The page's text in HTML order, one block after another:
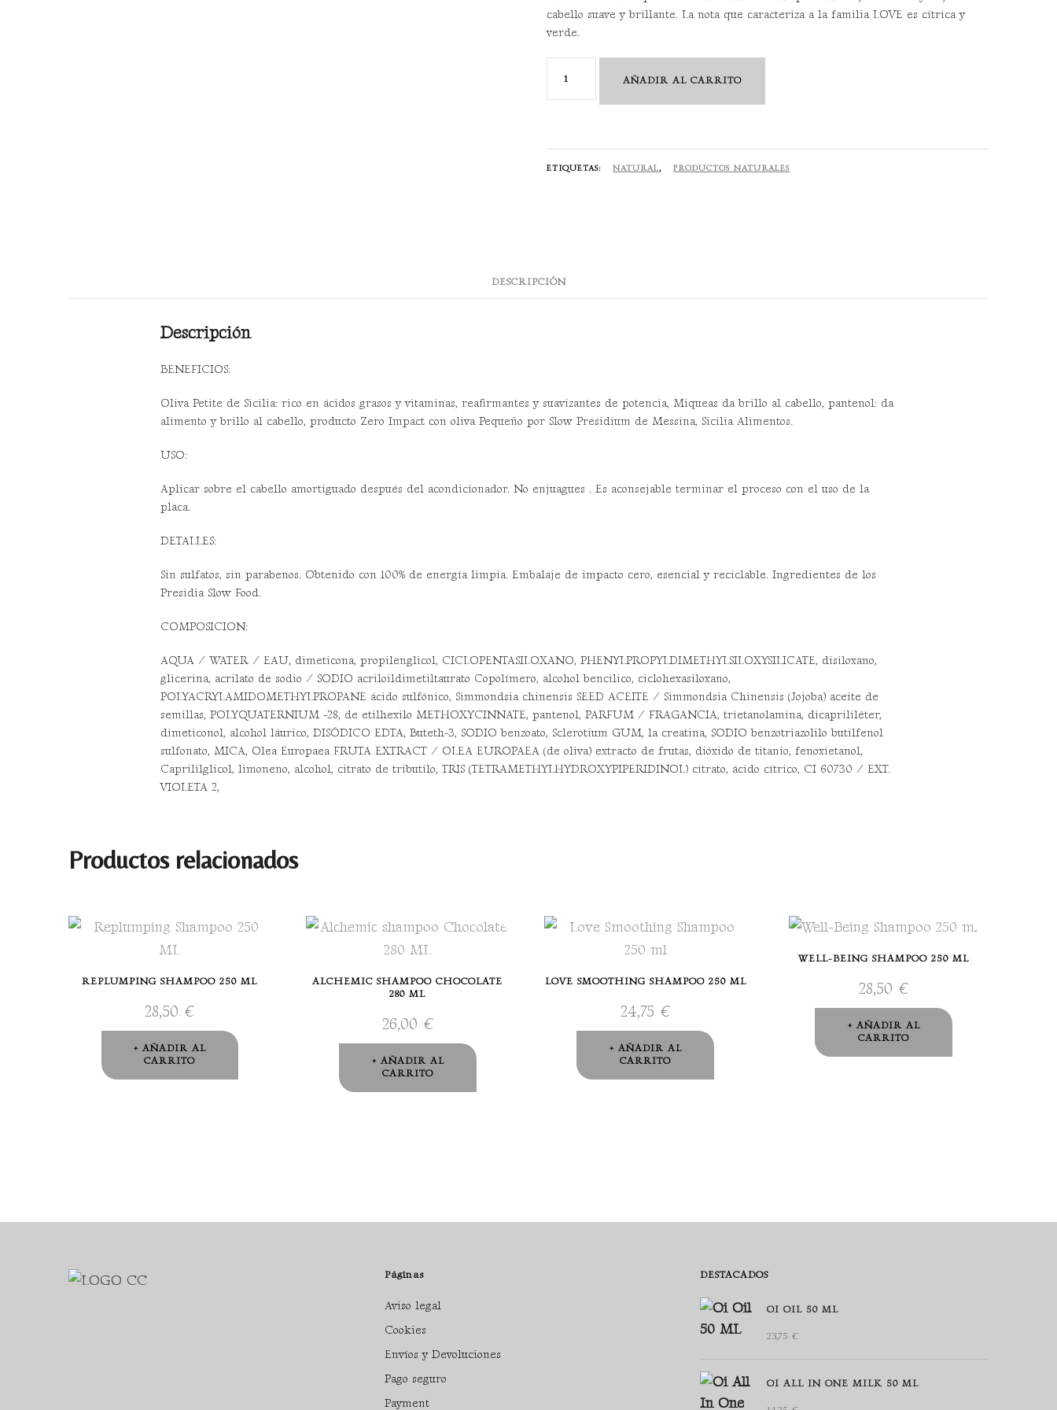
cabello suave y brillante. La nota que caracteriza a la familia LOVE es cítrica y
verde.
AÑADIR AL CARRITO
ETIQUETAS: NATURAL, PRODUCTOS NATURALES
DESCRIPCIÓN
Descripción
BENEFICIOS:
Oliva Petite de Sicilia: rico en ácidos grasos y vitaminas, reafirmantes y suavizantes de potencia, Miqueas da brillo al cabello, pantenol: da
alimento y brillo al cabello, producto Zero Impact con oliva Pequeño por Slow Presidium de Messina, Sicilia Alimentos.
USO:
Aplicar sobre el cabello amortiguado después del acondicionador. No enjuagues . Es aconsejable terminar el proceso con el uso de la
placa.
DETALLES:
Sin sulfatos, sin parabenos. Obtenido con 100% de energía limpia. Embalaje de impacto cero, esencial y reciclable. Ingredientes de los
Presidia Slow Food.
COMPOSICION:
AQUA / WATER / EAU, dimeticona, propilenglicol, CICLOPENTASILOXANO, PHENYLPROPYLDIMETHYLSILOXYSILICATE, disiloxano,
glicerina, acrilato de sodio / SODIO acriloildimetiltaurato Copolímero, alcohol bencilico, ciclohexasiloxano,
POLYACRYLAMIDOMETHYLPROPANE ácido sulfónico, Simmondsia chinensis SEED ACEITE / Simmondsia Chinensis (Jojoba) aceite de
semillas, POLYQUATERNIUM -28, de etilhexilo METHOXYCINNATE, pantenol, PARFUM / FRAGANCIA, trietanolamina, dicaprililéter,
dimeticonol, alcohol láurico, DISÓDICO EDTA, Buteth-3, SODIO benzoato, Sclerotium GUM, la creatina, SODIO benzotriazolilo butilfenol
sulfonato, MICA, Olea Europaea FRUTA EXTRACT / OLEA EUROPAEA (de oliva) extracto de frutas, dióxido de titanio, fenoxietanol,
Caprililglicol, limoneno, alcohol, citrato de tributilo, TRIS (TETRAMETHYLHYDROXYPIPERIDINOL) citrato, ácido cítrico, CI 60730 / EXT.
VIOLETA 2,
Productos relacionados
REPLUMPING SHAMPOO 250 ML
28,50 €
AÑADIR AL
CARRITO
ALCHEMIC SHAMPOO CHOCOLATE
280 ML
26,00 €
AÑADIR AL
CARRITO
LOVE SMOOTHING SHAMPOO 250 ML
24,75 €
AÑADIR AL
CARRITO
WELL-BEING SHAMPOO 250 ML
28,50 €
AÑADIR AL
CARRITO
Páginas
Aviso legal
Cookies
Envíos y Devoluciones
Pago seguro
Payment
DESTACADOS
OI OIL 50 ML
23,75 €
OI ALL IN ONE MILK 50 ML